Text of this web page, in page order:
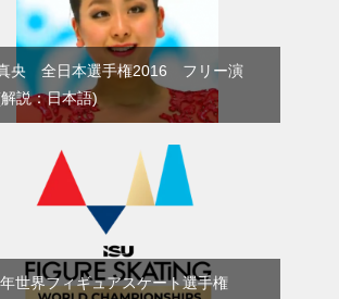
央 全日本選手権2016 フリー演
説：日本語)
世界フィギュアスケート選手権